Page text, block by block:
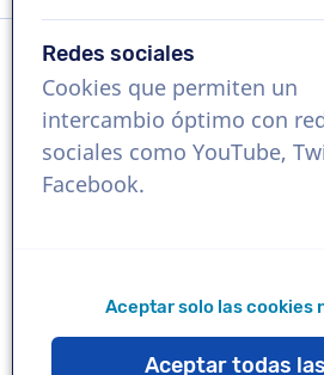
Idioma
Alemán
Referencias
Voz
Versátil, Empresarial, Cool,
Redes sociales
Cookies que permiten un
intercambio óptimo con
sociales como YouTube,
Facebook.
Aceptar solo las cookies
Aceptar todas